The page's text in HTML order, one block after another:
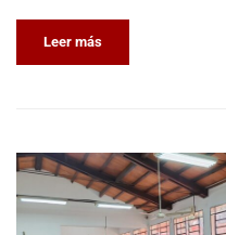
Leer más